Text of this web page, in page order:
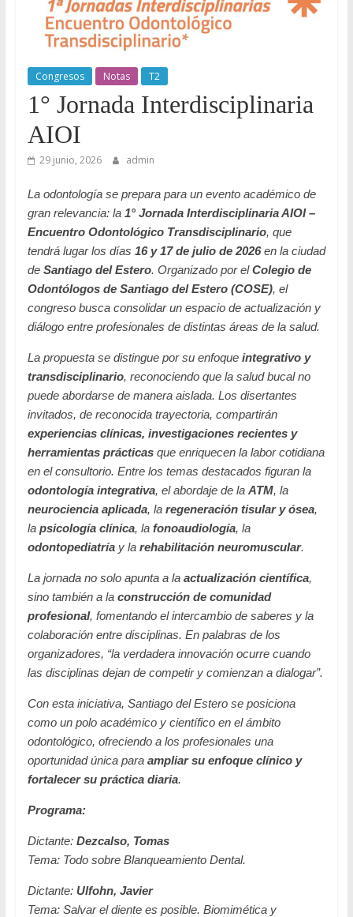
Odontología
Internet
Congresos Notas T2
1° Jornada Interdisciplinaria
AIOI
29 junio, 2026 admin
La odontología se prepara para un evento académico de
gran relevancia: la 1° Jornada Interdisciplinaria AIOI –
Encuentro Odontológico Transdisciplinario, que
tendrá lugar los días 16 y 17 de julio de 2026en la ciudad
de Santiago del Estero. Organizado por elColegio de
Odontólogos de Santiago del Estero (COSE), el
congreso busca consolidar un espacio de actualización y
diálogo entre profesionales de distintas áreas de la salud.
La propuesta se distingue por su enfoque integrativo y
transdisciplinario, reconociendo que la salud bucal no
puede abordarse de manera aislada. Los disertantes
invitados, de reconocida trayectoria, compartirán
experiencias clínicas, investigaciones recientes y
herramientas prácticasque enriquecen la labor cotidiana
en el consultorio. Entre los temas destacados figuran la
odontología integrativa, el abordaje de la ATM, la
neurociencia aplicada, la regeneración tisular y ósea,
la psicología clínica, la fonoaudiología, la
odontopediatríay la rehabilitación neuromuscular.
La jornada no solo apunta a la actualización científica,
sino también a la construcción de comunidad
profesional, fomentando el intercambio de saberes y la
colaboración entre disciplinas. En palabras de los
organizadores, “la verdadera innovación ocurre cuando
las disciplinas dejan de competir y comienzan a dialogar”.
Con esta iniciativa, Santiago del Estero se posiciona
como un polo académico y científico en el ámbito
odontológico, ofreciendo a los profesionales una
oportunidad única para ampliar su enfoque clínico y
fortalecer su práctica diaria.
Programa:
Dictante: Dezcalso, Tomas
Tema:Todo sobre Blanqueamiento Dental.
Dictante: Ulfohn, Javier
Tema:Salvar el diente es posible. Biomimética y